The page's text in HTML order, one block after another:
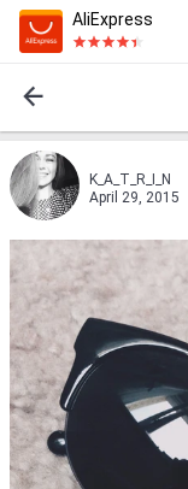
AliExpress
K_A_T_R_I_N
April 29, 2015